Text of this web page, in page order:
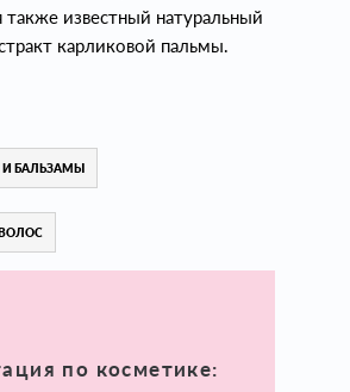
известный натуральный
карликовой пальмы.
БАЛЬЗАМЫ
по косметике: